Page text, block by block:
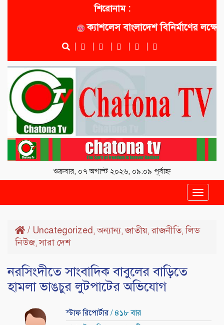
শিরোনাম :
ক্যাশলেস বাংলাদেশ বিনির্মাণের লক্ষ্যে
শুক্রবার, ০৭ অগাস্ট ২০২৬, ০৯:০৯ পূর্বাহ্ন
Toggle
/ Uncategorized,অন্যান্য,জাতীয়,রাজনীতি,লিড
নিউজ,সারা দেশ
নরসিংদীতে সাংবাদিক বাবুলের বাড়িতে
হামলা ভাঙচুর লুটপাটের অভিযোগ
স্টাফ রিপোর্টার/ ৪১৮ বার